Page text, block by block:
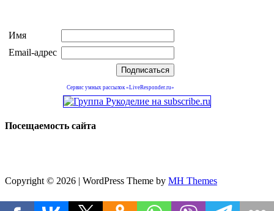
Имя
Email-адрес
Сервис умных рассылок «LiveResponder.ru»
Посещаемость сайта
Copyright © 2026 | WordPress Theme by MH Themes